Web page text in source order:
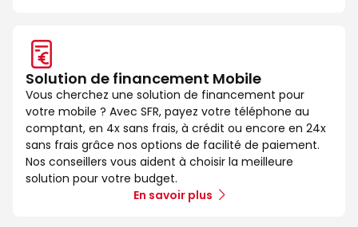
Solution de financement Mobile
Vous cherchez une solution de financement pour
votre mobile ? Avec SFR, payez votre téléphone au
comptant, en 4x sans frais, à crédit ou encore en 24x
sans frais grâce nos options de facilité de paiement.
Nos conseillers vous aident à choisir la meilleure
solution pour votre budget.
En savoir plus